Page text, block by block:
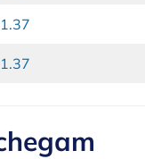
1.37
1.37